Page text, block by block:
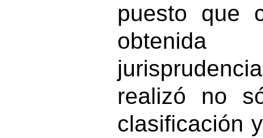
puesto que
realizó no
clasificación